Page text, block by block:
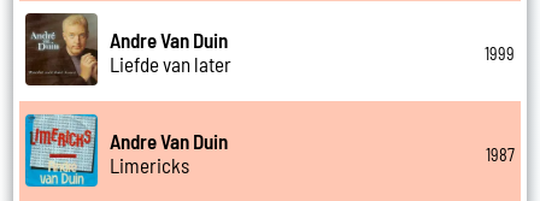
Andre Van Duin
Liefde van later
1999
Andre Van Duin
Limericks
1987